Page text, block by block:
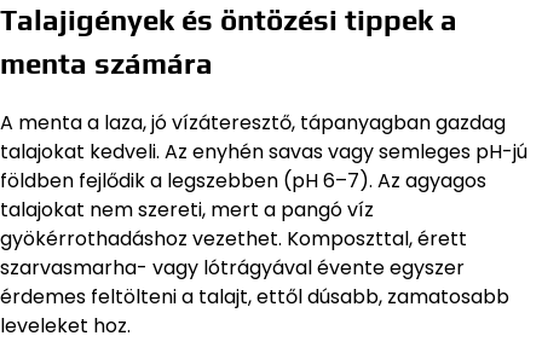
Talajigények és öntözési tippek a
menta számára
A menta a laza, jó vízáteresztő, tápanyagban gazdag
talajokat kedveli. Az enyhén savas vagy semleges pH-jú
földben fejlődik a legszebben (pH 6–7). Az agyagos
talajokat nem szereti, mert a pangó víz
gyökérrothadáshoz vezethet. Komposzttal, érett
szarvasmarha- vagy lótrágyával évente egyszer
érdemes feltölteni a talajt, ettől dúsabb, zamatosabb
leveleket hoz.